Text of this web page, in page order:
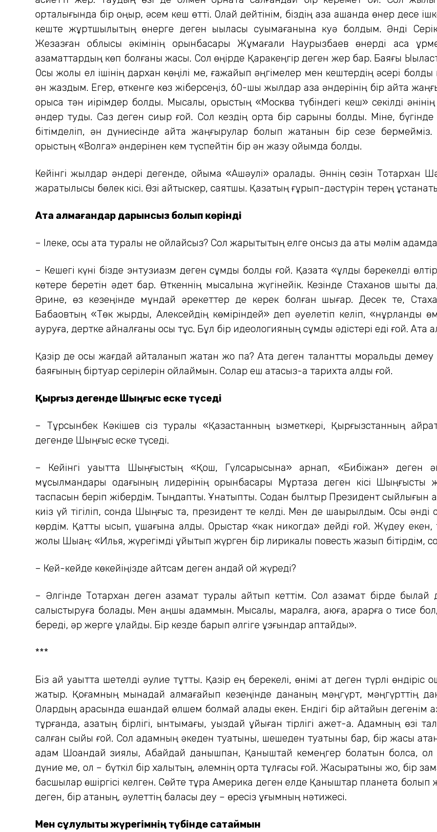
орталығында бір қоңыр, әсем кеш өтті. Олай дейтінім, біздің қазақ қашанда өнер десе
кеште жұртшылықтың өнерге деген ықыласы суымағанына куә болдым. Әнді
Жезқазған облысы әкімінің орынбасары Жұмағали Наурызбаев өнерді аса
азаматтардың көп болғаны жақсы. Сол өңірде Қаракеңгір деген жер бар. Баяғы
Осы жолы ел ішінің дархан көңілі ме, ғажайып әңгімелер мен кештердің әсері болды
ән жаздым. Егер, өткенге көз жіберсеңіз, 60-шы жылдар қазақ әндерінің бір қайта
орысқа тән иірімдер болды. Мысалы, орыстың «Москва түбіндегі кеш» секілді
әндер туды. Саз деген сиқыр ғой. Сол кездің ортақ бір сарыны болды. Міне,
бітімделіп, ән дүниесінде қайта жаңғырулар болып жатқанын бір сезе бермейміз.
орыстың «Волга» әндерінен кем түспейтін бір ән жазу ойымда болды.
Кейінгі жылдар әндері дегенде, ойыма «Ақшәулі» оралады. Әннің сөзін Тоқтархан
жаратылысы бөлек кісі. Өзі айтыскер, саятшы. Қазақтың ғұрып-дәстүрін терең
Атақ алмағандар дарынсыз болып көрінді
– Ілеке, осы атақ туралы не ойлайсыз? Сол жарықтықтың елге онсыз да аты мәлім
– Кешегі күні бізде энтузиазм деген сұмдық болды ғой. Қазақта «құлды бәрекелді
көтере беретін әдет бар. Өткеннің мысалына жүгінейік. Кезінде Стаханов шықты
Әрине, өз кезеңінде мұндай әрекеттер де керек болған шығар. Десек те,
Бабақовтың «Төк жырды, Алексейдің көміріндей» деп әуелетіп келіп, «нұрланды
ауруға, дертке айналғаны осы тұс. Бұл бір идеологияның сұмдық әдістері еді ғой.
Қазір де осы жағдай қайталанып жатқан жоқ па? Атақ деген талантты моральдық
баяғының біртуар серілерін ойлаймын. Солар еш атақсыз-ақ тарихта қалды ғой.
Қырғыз дегенде Шыңғыс еске түседі
– Тұрсынбек Кәкішев сіз туралы «Қазақстанның қызметкері, Қырғызстанның
дегенде Шыңғыс еске түседі.
– Кейінгі уақытта Шыңғыстың «Қош, Гүлсарысына» арнап, «Бибіжан» деген
мұсылмандары одағының лидерінің орынбасары Мұртаза деген кісі Шыңғысты
таспасын беріп жібердім. Тыңдапты. Ұнатыпты. Содан былтыр Президент сыйлығын
киіз үй тігіліп, сонда Шыңғыс та, президент те келді. Мен де шақырылдым. Осы
көрдім. Қатты қысып, құшағына алды. Орыстар «как никогда» дейді ғой. Жүдеу екен,
жолы Шықаң: «Илья, жүрегімді ұйытып жүрген бір лирикалық повесть жазып бітірдім,
– Кей-кейде көкейіңізде айтсам деген қандай ой жүреді?
– Әлгінде Тоқтархан деген азамат туралы айтып кеттім. Сол азамат бірде былай
салыстыруға болады. Мен аңшы адаммын. Мысалы, маралға, аюға, арқарға оқ тисе
береді, әр жерге құлайды. Бір кезде барып әлгіге құзғындар қаптайды».
***
Біз қай уақытта шетелді әулие тұттық. Қазір ең берекелі, өнімі қат деген түрлі
жатыр. Қоғамның мынадай алмағайып кезеңінде дананың мәңгүрт, мәңгүрттің
Олардың арасында ешқандай өлшем болмай қалады екен. Ендігі бір айтайын дегенім
тұрғанда, қазақтың бірлігі, ынтымағы, уыздай ұйыған тірлігі қажет-ақ. Адамның
салған сыйы ғой. Сол адамның әкеден туатыны, шешеден туатыны бар, бір жақсы
адам Шоқандай зиялы, Абайдай данышпан, Қаныштай кемеңгер болатын болса, ол
дүние ме, ол – бүткіл бір халықтың, әлемнің ортақ тұлғасы ғой. Жасыратыны жоқ, бір
басшылар өшіргісі келген. Сөйте тұра Америка деген елде Қаныштар планета
деген, бір атаның, әулеттің баласы деу – өресіз ұғымның нәтижесі.
Мен сұлулықты жүрегімнің түбінде сақтаймын